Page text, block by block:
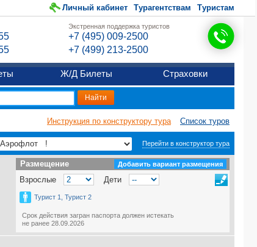
Личный кабинет Турагентствам Туристам
Экстренная поддержка туристов
+7 (495) 009-2500
+7 (499) 213-2500
Ж/Д Билеты Страховки
Инструкция по конструктору тура Список туров
Перейти в конструктор тура
Размещение
Размещение Добавить вариант размещения
Взрослые Дети
Турист 1, Турист 2
Срок действия загран паспорта должен истекать
не ранее 28.09.2026